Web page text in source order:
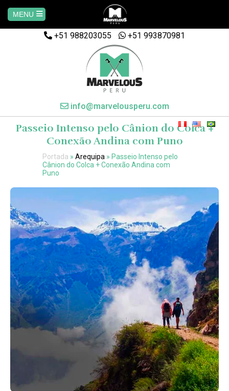
MENU
Home
AREQUIPA
MACHUPICCHU
PAQUETES
MANU
Blog
Contactanos
+51 988203055 +51 993870981
info@marvelousperu.com
Passeio Intenso pelo Cânion do Colca +
Conexão Andina com Puno
Portada » Arequipa » Passeio Intenso pelo
Cânion do Colca + Conexão Andina com
Puno